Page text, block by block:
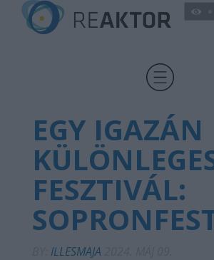
EGY IGAZÁN
FESZTIVÁL:
ILLESMAJA